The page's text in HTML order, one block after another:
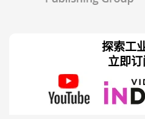
探索工
立即订